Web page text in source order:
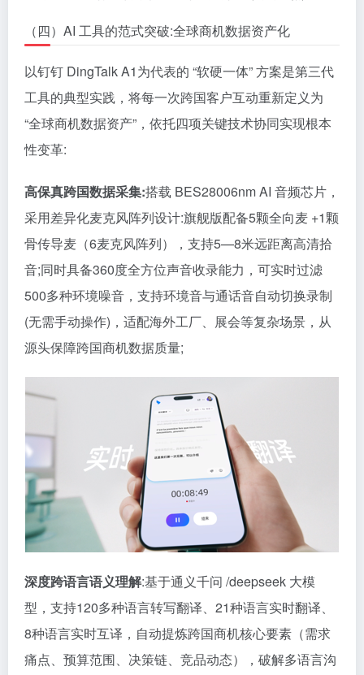
（四）AI 工具的范式突破:全球商机数据资产化
以钉钉 DingTalk A1为代表的 “软硬一体” 方案是第三代
工具的典型实践，将每一次跨国客户互动重新定义为
“全球商机数据资产”，依托四项关键技术协同实现根本
性变革:
高保真跨国数据采集:搭载 BES28006nm AI 音频芯片，
采用差异化麦克风阵列设计:旗舰版配备5颗全向麦 +1颗
骨传导麦（6麦克风阵列），支持5—8米远距离高清拾
音;同时具备360度全方位声音收录能力，可实时过滤
500多种环境噪音，支持环境音与通话音自动切换录制
(无需手动操作)，适配海外工厂、展会等复杂场景，从
源头保障跨国商机数据质量;
深度跨语言语义理解:基于通义千问 /deepseek 大模
型，支持120多种语言转写翻译、21种语言实时翻译、
8种语言实时互译，自动提炼跨国商机核心要素（需求
痛点、预算范围、决策链、竞品动态），破解多语言沟